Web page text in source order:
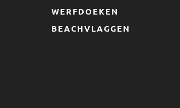
WERFDOEKEN
BEACHVLAGGEN